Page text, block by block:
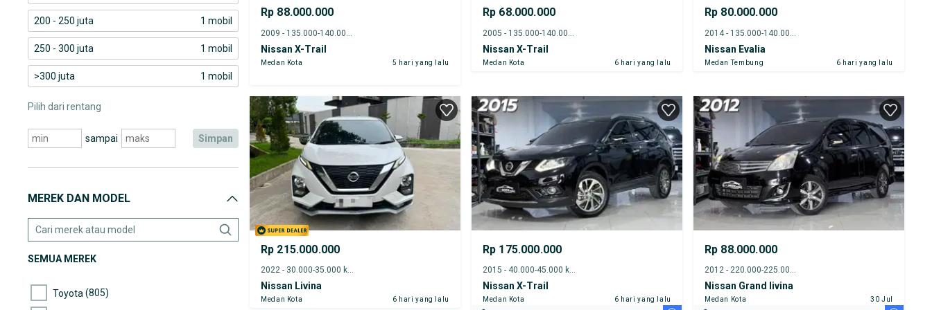
200 - 250 juta 1 mobil
250 - 300 juta 1 mobil
>300 juta 1 mobil
Pilih dari rentang
sampai simpan
MEREK DAN MODEL
SEMUA MEREK
Toyota (805)
Rp 88.000.000
Nissan X-Trail
Medan Kota 5 hari yang lalu
Rp 68.000.000
Nissan X-Trail
Medan Kota 6 hari yang lalu
Rp 80.000.000
Nissan Evalia
Medan Tembung 6 hari yang lalu
Rp 215.000.000
2022 - 30.000-35.000 km
Nissan Livina
Medan Kota 6 hari yang lalu
Rp 175.000.000
2015 - 40.000-45.000 km
Nissan X-Trail
Medan Kota
6 hari yang lalu
Rp 88.000.000
2012 - 220.000-225.000 km
Nissan Grand livina
Medan Kota
30 Jul